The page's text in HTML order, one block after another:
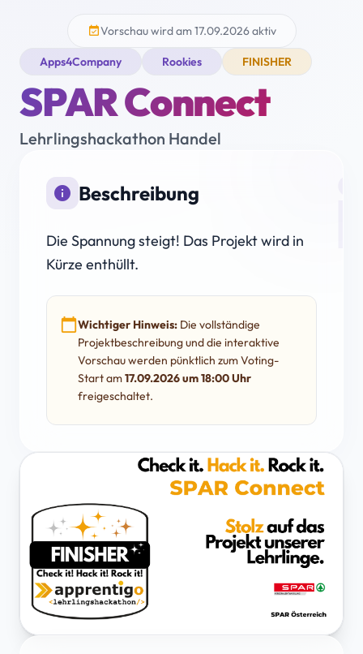
event_availableVorschau wird am 17.09.2026 aktiv
Apps4Company Rookies FINISHER
SPAR Connect
Lehrlingshackathon Handel
info Beschreibung
Die Spannung steigt! Das Projekt wird in
Kürze enthüllt.
calendar_todayWichtiger Hinweis: Die vollständige
Projektbeschreibung und die interaktive
Vorschau werden pünktlich zum Voting-
Start am17.09.2026 um 18:00 Uhr
freigeschaltet.